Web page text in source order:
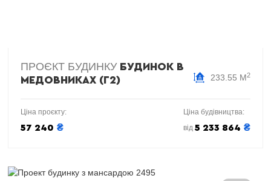
ПРОЄКТ БУДИНКУ БУДИНОК В
МЕДОВНИКАХ (Г2)
233.55 М2
Ціна проєкту:
57 240 ₴
Ціна будівництва:
від 5 233 864 ₴